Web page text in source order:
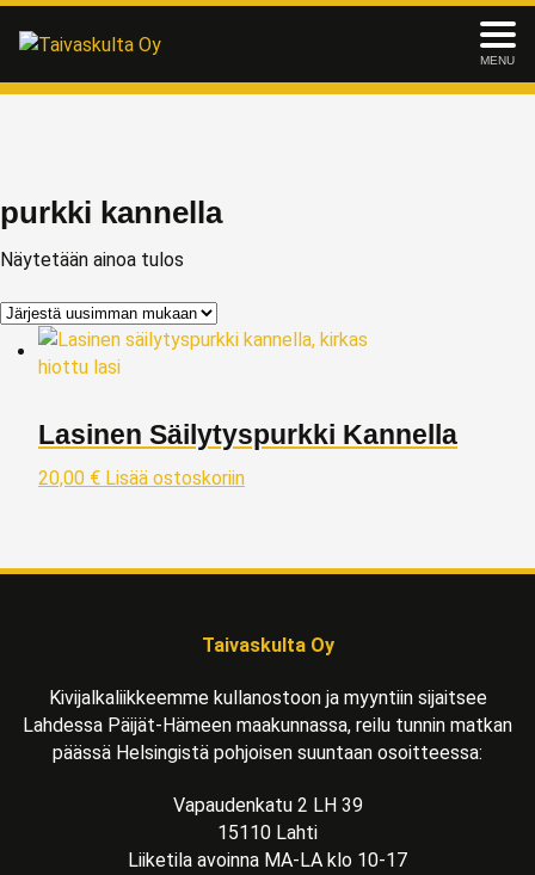
MENU
purkki kannella
Näytetään ainoa tulos
Lasinen Säilytyspurkki Kannella
20,00 € Lisää ostoskoriin
Taivaskulta Oy
Kivijalkaliikkeemme kullanostoon ja myyntiin sijaitsee
Lahdessa Päijät-Hämeen maakunnassa, reilu tunnin matkan
päässä Helsingistä pohjoisen suuntaan osoitteessa:
Vapaudenkatu 2 LH 39
15110 Lahti
Liiketila avoinna MA-LA klo 10-17